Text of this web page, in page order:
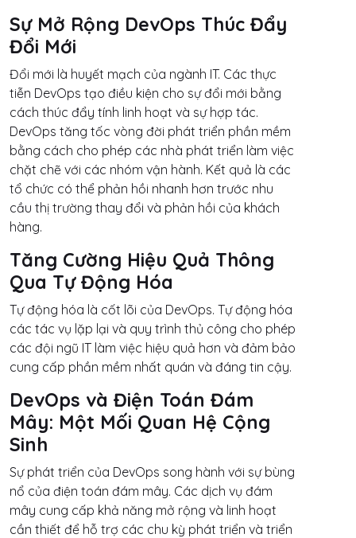
Sự Mở Rộng DevOps Thúc Đẩy
Đổi Mới
Đổi mới là huyết mạch của ngành IT. Các thực
tiễn DevOps tạo điều kiện cho sự đổi mới bằng
cách thúc đẩy tính linh hoạt và sự hợp tác.
DevOps tăng tốc vòng đời phát triển phần mềm
bằng cách cho phép các nhà phát triển làm việc
chặt chẽ với các nhóm vận hành. Kết quả là các
tổ chức có thể phản hồi nhanh hơn trước nhu
cầu thị trường thay đổi và phản hồi của khách
hàng.
Tăng Cường Hiệu Quả Thông
Qua Tự Động Hóa
Tự động hóa là cốt lõi của DevOps. Tự động hóa
các tác vụ lặp lại và quy trình thủ công cho phép
các đội ngũ IT làm việc hiệu quả hơn và đảm bảo
cung cấp phần mềm nhất quán và đáng tin cậy.
DevOps và Điện Toán Đám
Mây: Một Mối Quan Hệ Cộng
Sinh
Sự phát triển của DevOps song hành với sự bùng
nổ của điện toán đám mây. Các dịch vụ đám
mây cung cấp khả năng mở rộng và linh hoạt
cần thiết để hỗ trợ các chu kỳ phát triển và triển